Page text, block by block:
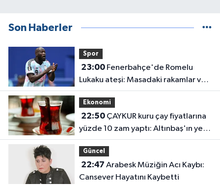
Son Haberler
Spor
23:00Fenerbahçe'de Romelu
Lukaku ateşi: Masadaki rakamlar ve
transferin detayları belli oldu
Ekonomi
22:50ÇAYKUR kuru çay fiyatlarına
yüzde 10 zam yaptı: Altınbaş'ın yeni
fiyatı belli oldu
Güncel
22:47
Cansever Hayatını Kaybetti